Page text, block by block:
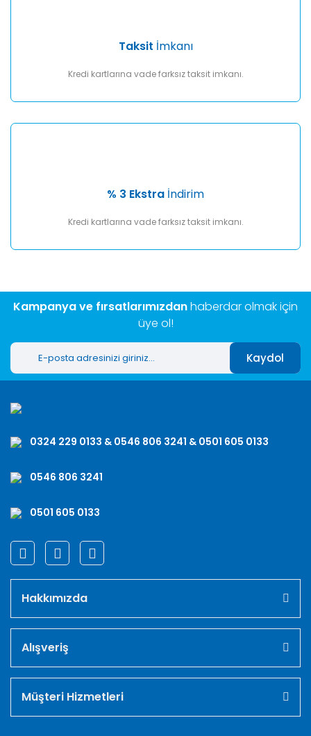
Taksit İmkanı
Kredi kartlarına vade farksız taksit imkanı.
% 3 Ekstra İndirim
Kredi kartlarına vade farksız taksit imkanı.
Kampanya ve fırsatlarımızdanhaberdar olmak için
üye ol!
Kaydol
0324 229 0133 & 0546 806 3241 & 0501 605 0133
0546 806 3241
0501 605 0133
Hakkımızda
Alışveriş
Müşteri Hizmetleri